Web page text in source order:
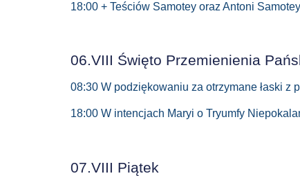
18:00 + Teściów Samotey oraz Antoni Samotey
06.VIII Święto Przemienienia
08:30 W podziękowaniu za otrzymane łaski z
18:00 W intencjach Maryi o Tryumfy
07.VIII Piątek